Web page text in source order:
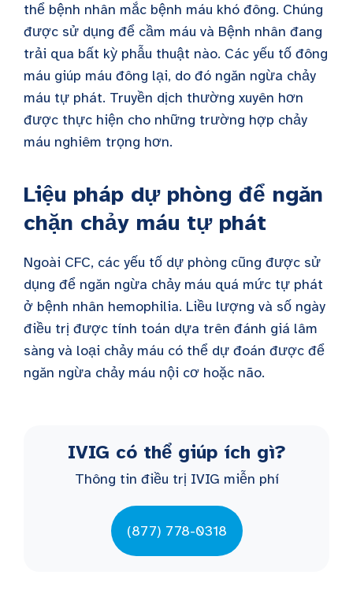
thể bệnh nhân mắc bệnh máu khó đông. Chúng
được sử dụng để cầm máu và Bệnh nhân đang
trải qua bất kỳ phẫu thuật nào. Các yếu tố đông
máu giúp máu đông lại, do đó ngăn ngừa chảy
máu tự phát. Truyền dịch thường xuyên hơn
được thực hiện cho những trường hợp chảy
máu nghiêm trọng hơn.
Liệu pháp dự phòng để ngăn
chặn chảy máu tự phát
Ngoài CFC, các yếu tố dự phòng cũng được sử
dụng để ngăn ngừa chảy máu quá mức tự phát
ở bệnh nhân hemophilia. Liều lượng và số ngày
điều trị được tính toán dựa trên đánh giá lâm
sàng và loại chảy máu có thể dự đoán được để
ngăn ngừa chảy máu nội cơ hoặc não.
IVIG có thể giúp ích gì?
Thông tin điều trị IVIG miễn phí
(877) 778-0318